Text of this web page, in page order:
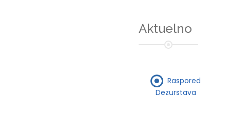
Aktuelno
Raspored
Dezurstava